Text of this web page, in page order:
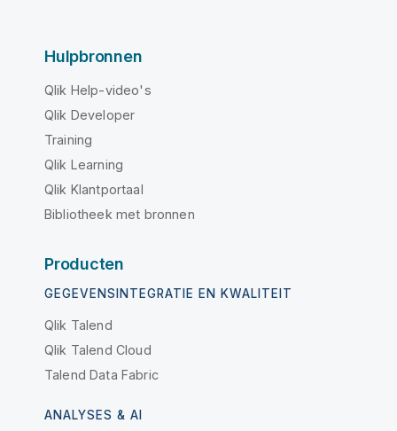
Hulpbronnen
Qlik Help-video's
Qlik Developer
Training
Qlik Learning
Qlik Klantportaal
Bibliotheek met bronnen
Producten
GEGEVENSINTEGRATIE EN KWALITEIT
Qlik Talend
Qlik Talend Cloud
Talend Data Fabric
ANALYSES & AI